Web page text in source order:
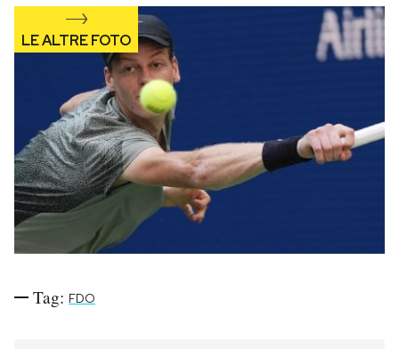
Scienza
Cultura
Economia
Media
PODCAST
NEWSLETTER
Tag: FDO